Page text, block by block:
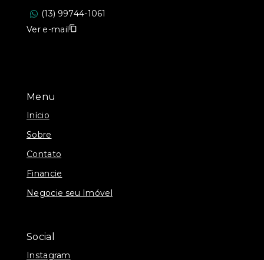
Menu
Início
Sobre
Contato
Financie
Negocie seu Imóvel
Social
Instagram
(13) 99744-1061
Ver e-mail